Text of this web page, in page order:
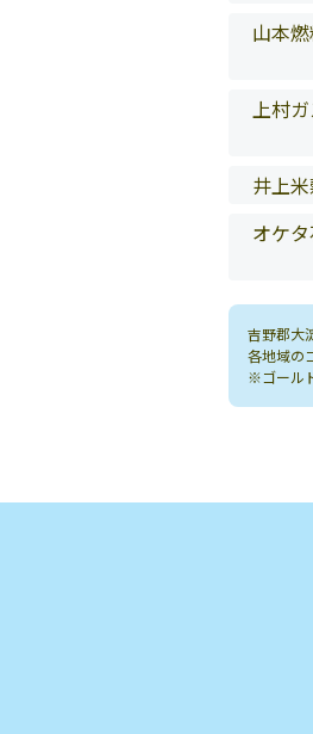
山本
上村
井上
オケ
吉野郡大
各地域の
※ゴール